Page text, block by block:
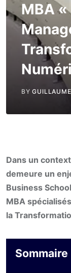
MBA
BY
Dans un
demeure un
Business
MBA
la
Sommaire